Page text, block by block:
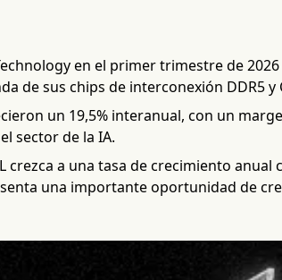
en el primer trimestre de
de sus chips de interconexión DDR5 y
un 19,5% interanual, con un
sector de la IA.
crezca a una tasa de crecimiento anual
una importante oportunidad de